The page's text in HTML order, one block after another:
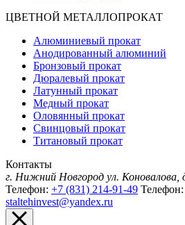
ЦВЕТНОЙ МЕТАЛЛОПРОКАТ
Алюминиевый прокат
Анодированный алюминий
Бронзовый прокат
Дюралевый прокат
Латунный прокат
Медный прокат
Оловянный прокат
Свинцовый прокат
Титановый прокат
Контакты
г. Нижний Новгород ул. Коновалова,
Телефон: +7 (831) 214-91-49 Телефон:
staltehinvest@yandex.ru